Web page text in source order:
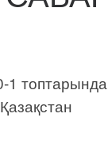
топтарында